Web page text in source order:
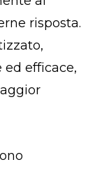
risposta.
ed efficace,